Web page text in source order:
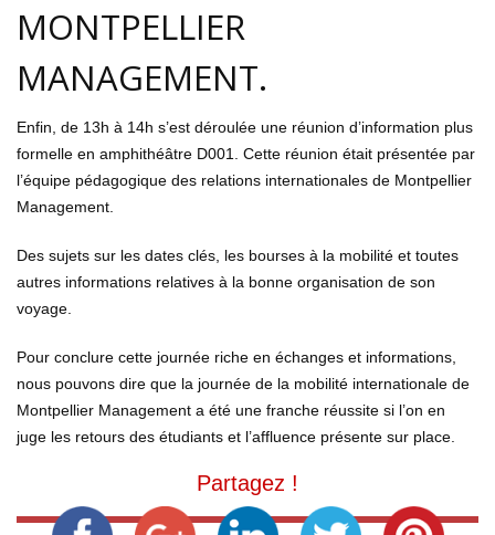
MONTPELLIER
MANAGEMENT.
Enfin, de 13h à 14h s’est déroulée une réunion d’information plus
formelle en amphithéâtre D001. Cette réunion était présentée par
l’équipe pédagogique des relations internationales de Montpellier
Management.
Des sujets sur les dates clés, les bourses à la mobilité et toutes
autres informations relatives à la bonne organisation de son
voyage.
Pour conclure cette journée riche en échanges et informations,
nous pouvons dire que la journée de la mobilité internationale de
Montpellier Management a été une franche réussite si l’on en
juge les retours des étudiants et l’affluence présente sur place.
Partagez !